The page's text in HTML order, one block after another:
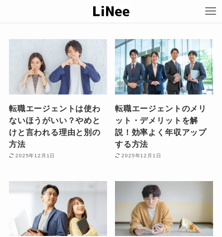
転職エージェントは使わ
ないほうがいい？やめと
けと言われる理由と別の
方法
2025年12月1日
転職エージェントのメリ
ット・デメリットを解
説！効率よく年収アップ
する方法
2025年12月1日